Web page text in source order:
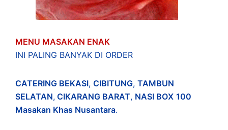
MENU MASAKAN ENAK
INI PALING BANYAK DI ORDER
CATERING BEKASI, CIBITUNG, TAMBUN
SELATAN, CIKARANG BARAT, NASI BOX 100
Masakan Khas Nusantara.